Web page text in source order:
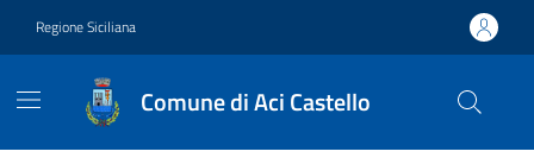
Regione Siciliana
Comune di Aci Castello